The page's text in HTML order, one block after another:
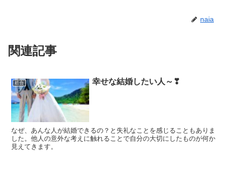
naia
関連記事
総合 幸せな結婚したい人～❣
なぜ、あんな人が結婚できるの？と失礼なことを感じることもありま
した。他人の意外な考えに触れることで自分の大切にしたものが何か
見えてきます。